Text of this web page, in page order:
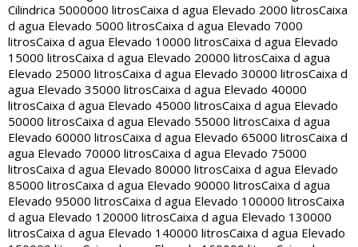
Cilindrica 5000000 litrosCaixa d agua Elevado 2000 litrosCaixa
d agua Elevado 5000 litrosCaixa d agua Elevado 7000
litrosCaixa d agua Elevado 10000 litrosCaixa d agua Elevado
15000 litrosCaixa d agua Elevado 20000 litrosCaixa d agua
Elevado 25000 litrosCaixa d agua Elevado 30000 litrosCaixa d
agua Elevado 35000 litrosCaixa d agua Elevado 40000
litrosCaixa d agua Elevado 45000 litrosCaixa d agua Elevado
50000 litrosCaixa d agua Elevado 55000 litrosCaixa d agua
Elevado 60000 litrosCaixa d agua Elevado 65000 litrosCaixa d
agua Elevado 70000 litrosCaixa d agua Elevado 75000
litrosCaixa d agua Elevado 80000 litrosCaixa d agua Elevado
85000 litrosCaixa d agua Elevado 90000 litrosCaixa d agua
Elevado 95000 litrosCaixa d agua Elevado 100000 litrosCaixa
d agua Elevado 120000 litrosCaixa d agua Elevado 130000
litrosCaixa d agua Elevado 140000 litrosCaixa d agua Elevado